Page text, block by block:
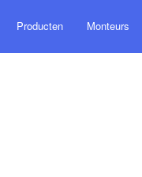
Producten Monteurs